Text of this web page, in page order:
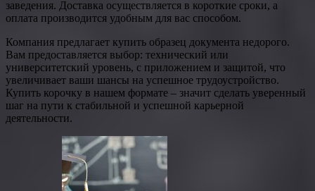
заведения. Доставка осуществляется в короткие сроки, а
оплата производится удобным для вас способом.
Компания предлагает купить образец документа недорого.
Вам предоставляется выбор: технический или
университетский уровень, с приложением и защитой, что
увеличивает ваши шансы на успешное трудоустройство.
Купить корочку в нашем формате – значит сделать уверенный
шаг на пути к стабильной и успешной карьерной
деятельности.